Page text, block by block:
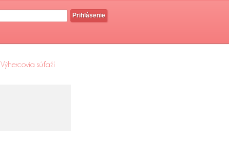
Prihlásenie
Výhercovia súťaží